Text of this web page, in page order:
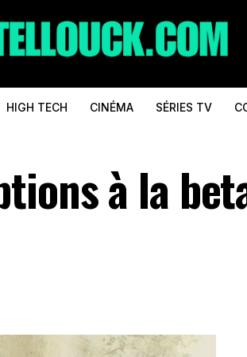
HIGH TECH CINÉMA SÉRIES TV
à la